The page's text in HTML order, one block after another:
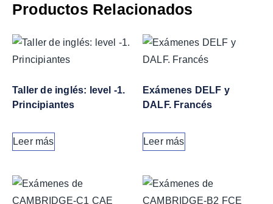
Productos Relacionados
Taller de inglés: level -1.
Principiantes
Leer más
Exámenes DELF y
DALF. Francés
Leer más